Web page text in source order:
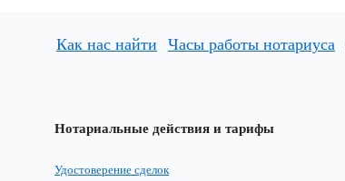
Как нас найти Часы работы нотариуса
Нотариальные действия и тарифы
Удостоверение сделок